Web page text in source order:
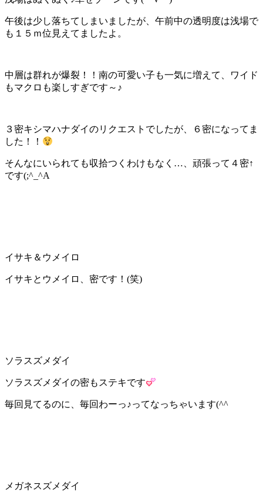
午後は少し落ちてしまいましたが、午前中の透明度は浅場で
も１５ｍ位見えてましたよ。
中層は群れが爆裂！！南の可愛い子も一気に増えて、ワイド
もマクロも楽しすぎです～♪
３密キシマハナダイのリクエストでしたが、６密になってま
した！！
そんなにいられても収拾つくわけもなく…、頑張って４密↑
です(;^_^A
イサキ＆ウメイロ
イサキとウメイロ、密です！(笑)
ソラスズメダイ
ソラスズメダイの密もステキです
毎回見てるのに、毎回わーっ♪ってなっちゃいます(^^ゞ
メガネスズメダイ